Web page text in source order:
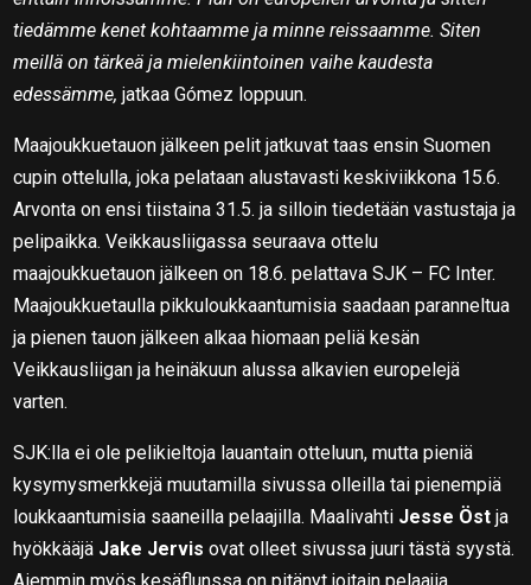
tiedämme kenet kohtaamme ja minne reissaamme. Siten
meillä on tärkeä ja mielenkiintoinen vaihe kaudesta
edessämme, jatkaa Gómez loppuun.
Maajoukkuetauon jälkeen pelit jatkuvat taas ensin Suomen
cupin ottelulla, joka pelataan alustavasti keskiviikkona 15.6.
Arvonta on ensi tiistaina 31.5. ja silloin tiedetään vastustaja ja
pelipaikka. Veikkausliigassa seuraava ottelu
maajoukkuetauon jälkeen on 18.6. pelattava SJK – FC Inter.
Maajoukkuetaulla pikkuloukkaantumisia saadaan paranneltua
ja pienen tauon jälkeen alkaa hiomaan peliä kesän
Veikkausliigan ja heinäkuun alussa alkavien europelejä
varten.
SJK:lla ei ole pelikieltoja lauantain otteluun, mutta pieniä
kysymysmerkkejä muutamilla sivussa olleilla tai pienempiä
loukkaantumisia saaneilla pelaajilla. Maalivahti Jesse Öst ja
hyökkääjä Jake Jervis ovat olleet sivussa juuri tästä syystä.
Aiemmin myös kesäflunssa on pitänyt joitain pelaajia